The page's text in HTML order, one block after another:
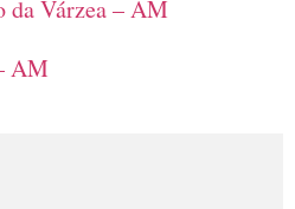
da Várzea – AM
AM